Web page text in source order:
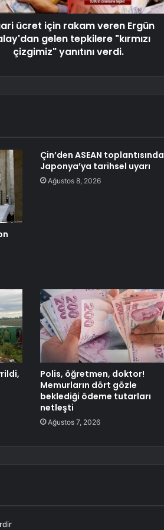
ücret için rakam veren Ergün
gelen tepkilere "kırmızı
çizgimiz" yanıtını verdi.
Çin’den ASEAN toplantısında
Japonya’ya tarihsel uyarı
Ağustos 8, 2026
Polis, öğretmen, doktor!
Memurların dört gözle
beklediği ödeme tutarları
netleşti
Ağustos 7, 2026